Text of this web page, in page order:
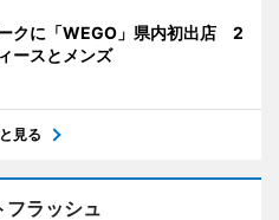
クに「WEGO」県内初出店 2
ースとメンズ
見る
フラッシュ